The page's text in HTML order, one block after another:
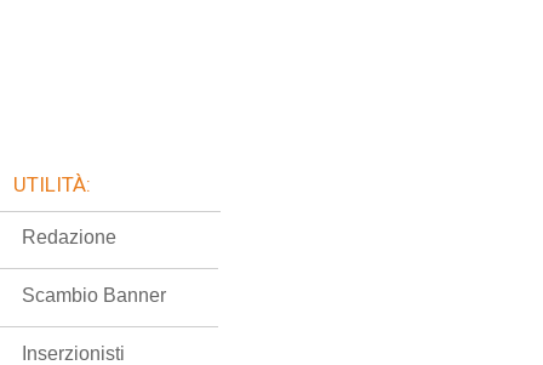
UTILITÀ:
Redazione
Scambio Banner
Inserzionisti